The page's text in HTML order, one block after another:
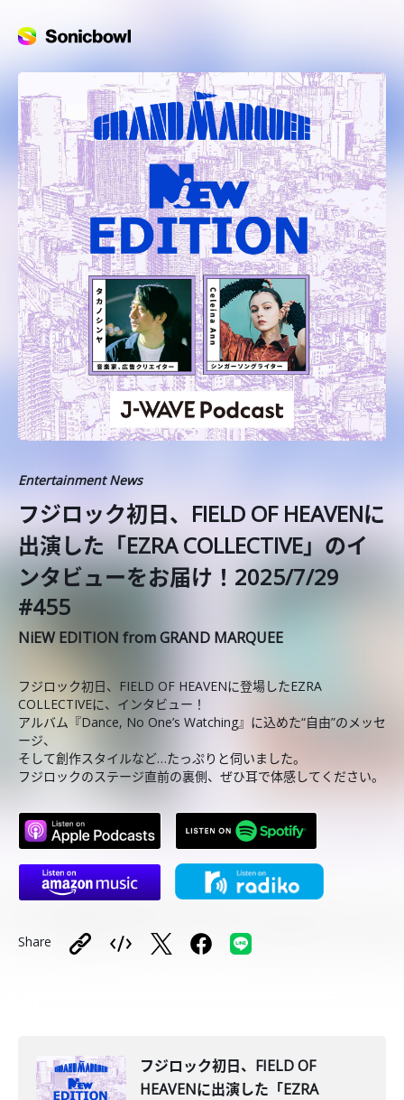
Entertainment News
フジロック初日、FIELD OF HEAVENに
出演した「EZRA COLLECTIVE」のイ
ンタビューをお届け！2025/7/29
#455
NiEW EDITION from GRAND MARQUEE
フジロック初日、FIELD OF HEAVENに登場したEZRA
COLLECTIVEに、インタビュー！
アルバム『Dance, No One’s Watching』に込めた“自由”のメッセ
ージ、
そして創作スタイルなど…たっぷりと伺いました。
フジロックのステージ直前の裏側、ぜひ耳で体感してください。
Share
フジロック初日、FIELD OF
HEAVENに出演した「EZRA